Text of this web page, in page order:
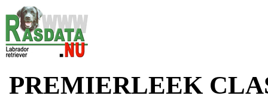
PREMIERLEEK